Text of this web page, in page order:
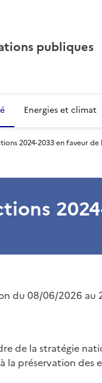
publiques
Energies et climat
2024-2033 en faveur de
du 08/06/2026
de la stratégie
la préservation des